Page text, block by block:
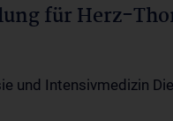
für Herz-
und Intensivmedizin